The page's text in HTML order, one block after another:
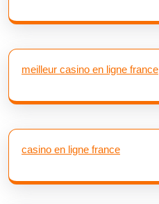
meilleur casino en ligne france
casino en ligne france